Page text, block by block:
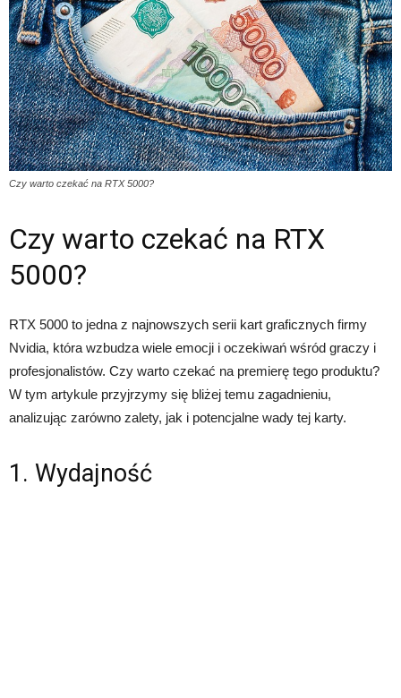
Czy warto czekać na RTX 5000?
Czy warto czekać na RTX
5000?
RTX 5000 to jedna z najnowszych serii kart graficznych firmy
Nvidia, która wzbudza wiele emocji i oczekiwań wśród graczy i
profesjonalistów. Czy warto czekać na premierę tego produktu?
W tym artykule przyjrzymy się bliżej temu zagadnieniu,
analizując zarówno zalety, jak i potencjalne wady tej karty.
1. Wydajność